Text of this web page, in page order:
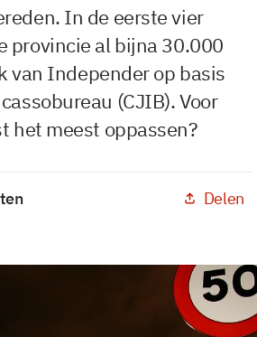
In de eerste vier
provincie al bijna 30.000
Independer op basis
(CJIB). Voor
het meest oppassen?
Delen